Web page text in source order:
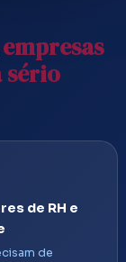
empresas
sério
de RH e
de